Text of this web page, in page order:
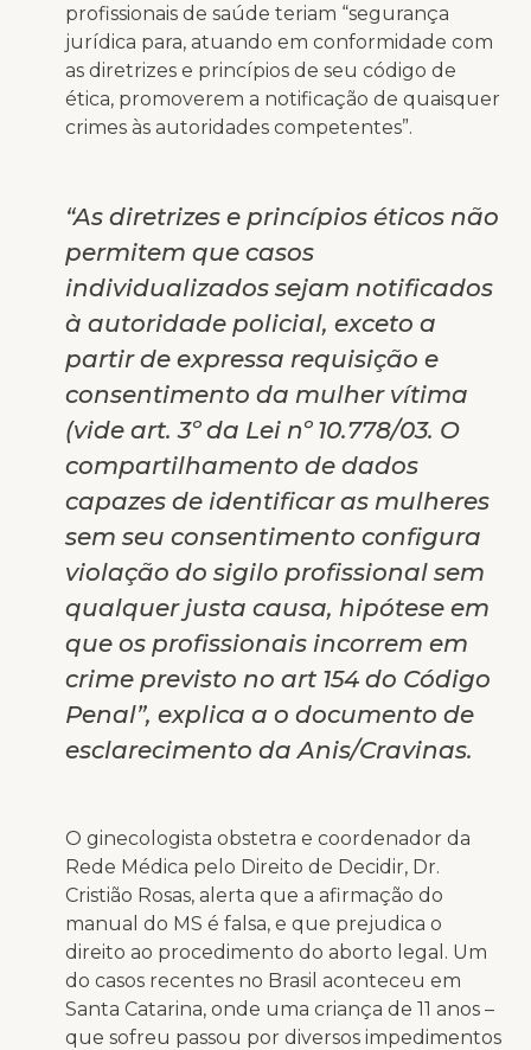
profissionais de saúde teriam “segurança
jurídica para, atuando em conformidade com
as diretrizes e princípios de seu código de
ética, promoverem a notificação de quaisquer
crimes às autoridades competentes”.
“As diretrizes e princípios éticos não
permitem que casos
individualizados sejam notificados
à autoridade policial, exceto a
partir de expressa requisição e
consentimento da mulher vítima
(vide art. 3º da Lei nº 10.778/03. O
compartilhamento de dados
capazes de identificar as mulheres
sem seu consentimento configura
violação do sigilo profissional sem
qualquer justa causa, hipótese em
que os profissionais incorrem em
crime previsto no art 154 do Código
Penal”, explica a o documento de
esclarecimento da Anis/Cravinas.
O ginecologista obstetra e coordenador da
Rede Médica pelo Direito de Decidir, Dr.
Cristião Rosas, alerta que a afirmação do
manual do MS é falsa, e que prejudica o
direito ao procedimento do aborto legal. Um
do casos recentes no Brasil aconteceu em
Santa Catarina, onde uma criança de 11 anos –
que sofreu passou por diversos impedimentos